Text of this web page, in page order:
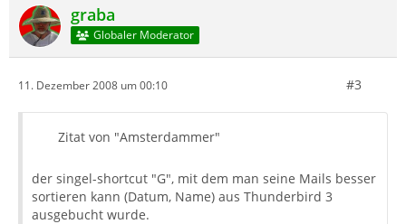
graba
Globaler Moderator
11. Dezember 2008 um 00:10 #3
Zitat von "Amsterdammer"
der singel-shortcut "G", mit dem man seine Mails besser
sortieren kann (Datum, Name) aus Thunderbird 3
ausgebucht wurde.